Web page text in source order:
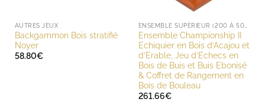
AUTRES JEUX
Backgammon Bois stratifié
Noyer
58.80€
Ensemble Championship II
Echiquier en Bois d’Acajou et
d’Erable, Jeu d’Echecs en
Bois de Buis et Buis Ebonisé
& Coffret de Rangement en
Bois de Bouleau
261.66€